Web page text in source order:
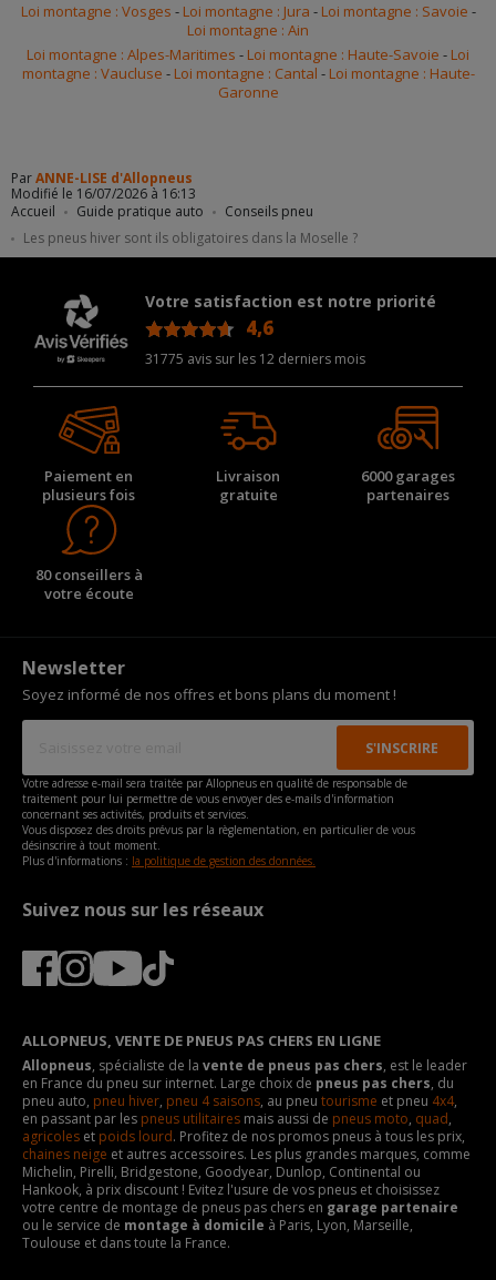
Accueil Guide pratique auto
Conseils pneu
Les pneus hiver sont ils obligatoires dans la Moselle ?
Loi montagne : Vosges - Loi montagne : Jura - Loi montagne : Savoie -
Loi montagne : Ain
Loi montagne : Alpes-Maritimes - Loi montagne : Haute-Savoie - Loi
montagne : Vaucluse - Loi montagne : Cantal - Loi montagne : Haute-
Garonne
ParANNE-LISE d'Allopneus
Modifié le 16/07/2026 à 16:13
Votre satisfaction est notre priorité
4,6
31775 avis sur les 12 derniers mois
Paiement en
plusieurs fois
Livraison
gratuite
6000 garages
partenaires
80 conseillers à
votre écoute
Newsletter
Soyez informé de nos offres et bons plans du moment !
Votre adresse e-mail sera traitée par Allopneus en qualité de responsable de
traitement pour lui permettre de vous envoyer des e-mails d'information
concernant ses activités, produits et services.
Vous disposez des droits prévus par la règlementation, en particulier de vous
désinscrire à tout moment.
Plus d'informations : la politique de gestion des données.
Suivez nous sur les réseaux
ALLOPNEUS, VENTE DE PNEUS PAS CHERS EN LIGNE
Allopneus, spécialiste de la vente de pneus pas chers, est le leader
en France du pneu sur internet. Large choix de pneus pas chers, du
pneu auto, pneu hiver, pneu 4 saisons, au pneu tourisme et pneu 4x4,
en passant par les pneus utilitaires mais aussi de pneus moto, quad,
agricoles et poids lourd. Profitez de nos promos pneus à tous les prix,
chaines neige et autres accessoires. Les plus grandes marques, comme
Michelin, Pirelli, Bridgestone, Goodyear, Dunlop, Continental ou
Hankook, à prix discount ! Evitez l'usure de vos pneus et choisissez
votre centre de montage de pneus pas chers en garage partenaire
ou le service de montage à domicile à Paris, Lyon, Marseille,
Toulouse et dans toute la France.